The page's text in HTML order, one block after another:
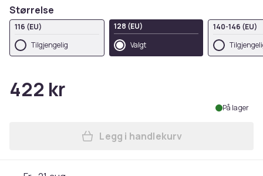
Størrelse
116 (EU)
Tilgjengelig
128 (EU)
Valgt
140-146 (EU)
422 kr
På lager
Legg Nightmare Before
Legg i handlekurv